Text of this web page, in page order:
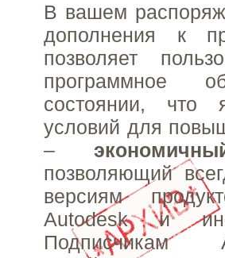
В вашем
дополнения к
позволяет
программное
состоянии, что
условий для
–
позволяющий
версиям
Autodesk и
Подписчикам